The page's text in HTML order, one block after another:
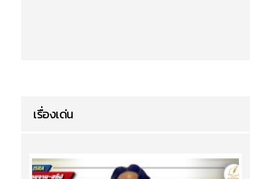
เรื่องเด่น